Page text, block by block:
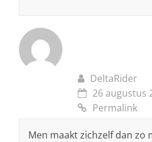
DeltaRider
26 augustus
Permalink
Men maakt zichzelf dan zo